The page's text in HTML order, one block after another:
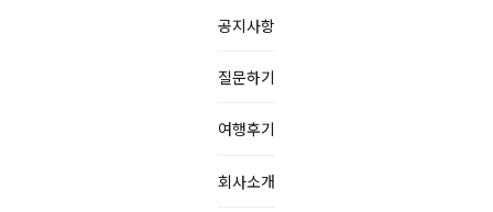
공지사항
질문하기
여행후기
회사소개